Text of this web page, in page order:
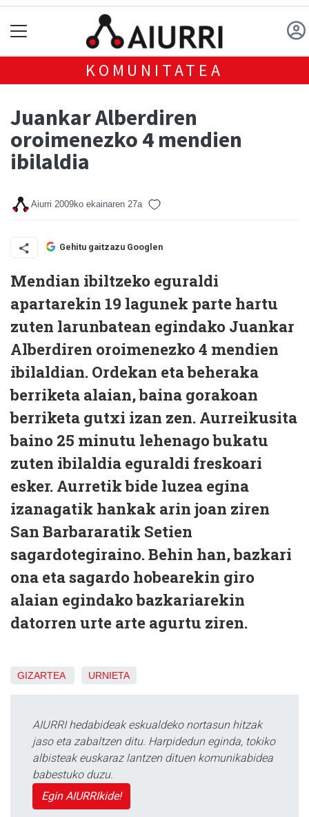
KOMUNITATEA
Juankar Alberdiren
oroimenezko 4 mendien
ibilaldia
Aiurri 2009ko ekainaren 27a
Gehitu gaitzazu Googlen
Mendian ibiltzeko eguraldi
apartarekin 19 lagunek parte hartu
zuten larunbatean egindako Juankar
Alberdiren oroimenezko 4 mendien
ibilaldian. Ordekan eta beheraka
berriketa alaian, baina gorakoan
berriketa gutxi izan zen. Aurreikusita
baino 25 minutu lehenago bukatu
zuten ibilaldia eguraldi freskoari
esker. Aurretik bide luzea egina
izanagatik hankak arin joan ziren
San Barbararatik Setien
sagardotegiraino. Behin han, bazkari
ona eta sagardo hobearekin giro
alaian egindako bazkariarekin
datorren urte arte agurtu ziren.
GIZARTEA URNIETA
AIURRI hedabideak eskualdeko nortasun hitzak
jaso eta zabaltzen ditu. Harpidedun eginda, tokiko
albisteak euskaraz lantzen dituen komunikabidea
babestuko duzu.
Egin AIURRIkide!